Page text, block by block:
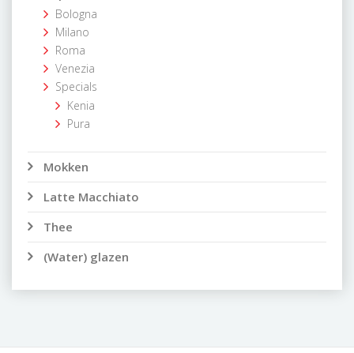
Bologna
Milano
Roma
Venezia
Specials
Kenia
Pura
Mokken
Latte Macchiato
Thee
(Water) glazen